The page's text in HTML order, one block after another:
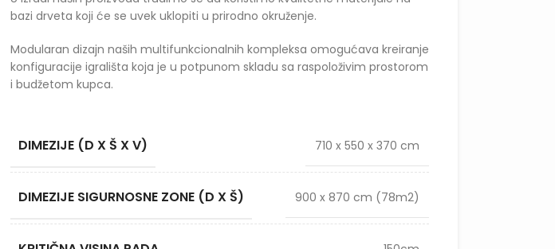
bazi drveta koji će se uvek uklopiti u prirodno okruženje.
Modularan dizajn naših multifunkcionalnih kompleksa omogućava kreiranje
konfiguracije igrališta koja je u potpunom skladu sa raspoloživim prostorom
i budžetom kupca.
DIMEZIJE (D X Š X V) 710 x 550 x 370 cm
DIMEZIJE SIGURNOSNE ZONE (D X Š) 900 x 870 cm (78m2)